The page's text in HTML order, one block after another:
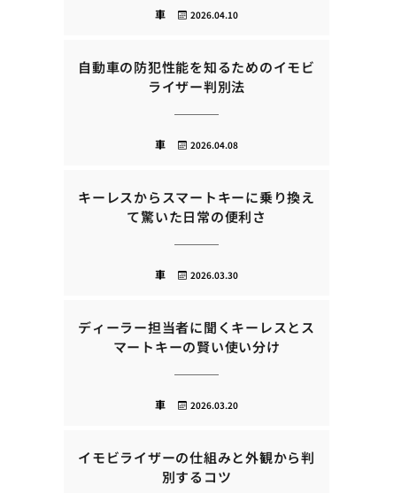
2026.04.10
車
自動車の防犯性能を知るためのイモビ
ライザー判別法
2026.04.08
車
キーレスからスマートキーに乗り換え
て驚いた日常の便利さ
2026.03.30
車
ディーラー担当者に聞くキーレスとス
マートキーの賢い使い分け
2026.03.20
車
イモビライザーの仕組みと外観から判
別するコツ